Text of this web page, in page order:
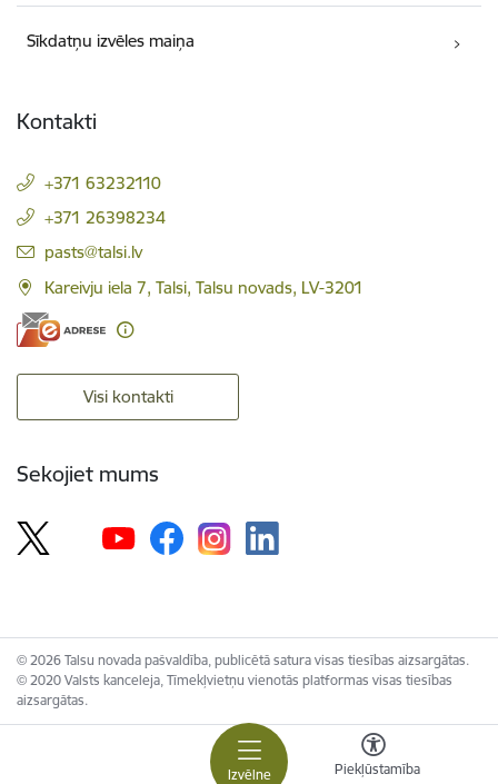
Izvēlne Piekļūstamība
Sīkdatņu izvēles maiņa
Kontakti
+371 63232110
+371 26398234
E-pasts:
pasts@talsi.lv
Kareivju iela 7, Talsi, Talsu novads, LV-3201
Visi kontakti
Sekojiet mums
© 2026 Talsu novada pašvaldība, publicētā satura visas tiesības aizsargātas.
© 2020 Valsts kanceleja, Tīmekļvietņu vienotās platformas visas tiesības
aizsargātas.